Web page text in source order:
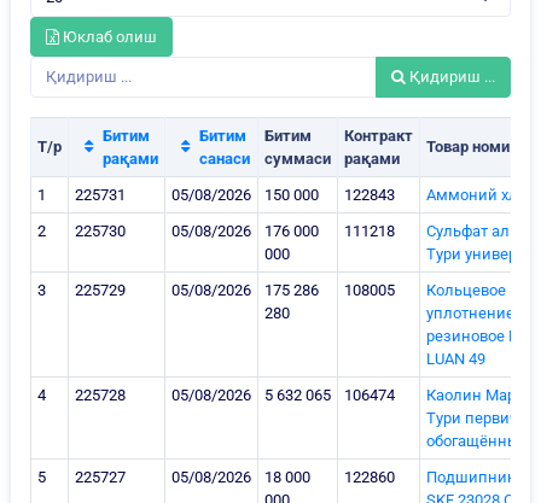
Юклаб олиш
Қидириш ...
Т/р
Битим
рақами
Битим
санаси
Битим
суммаси
Контракт
рақами
Товар номи
1 225731 05/08/2026 150 000 122843
Аммоний
2
225730 05/08/2026
176 000
000
111218
Сульфат
Тури
3
225729 05/08/2026
175 286
280
108005
Кольцевое
уплотнение
резиновое
LUAN 49
4
225728 05/08/2026 5 632 065 106474
Каолин Марка
Тури
обогащённый
5
225727 05/08/2026
18 000
000
122860
Подшипник
SKF 23028 CC/